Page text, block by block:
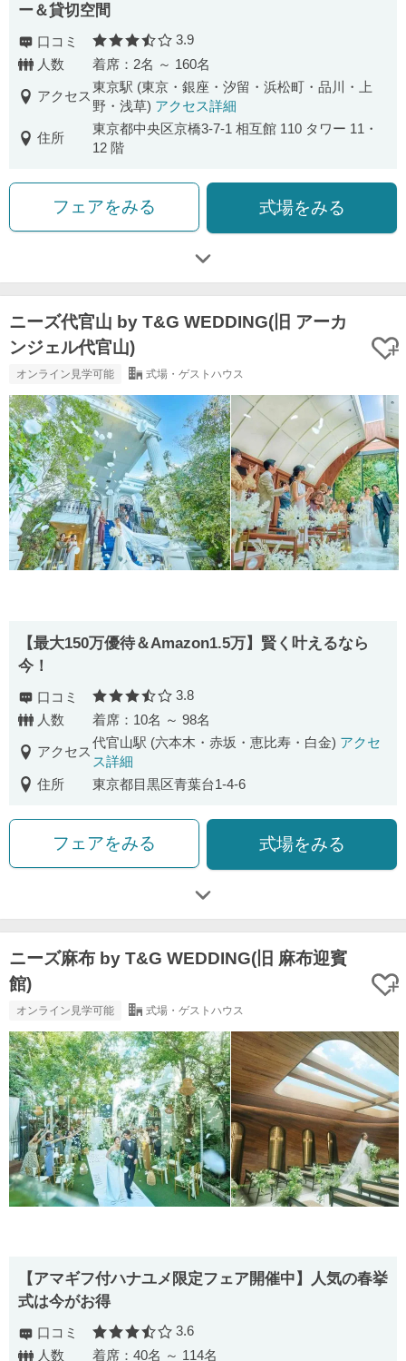
ー＆貸切空間
口コミ 口コミ評価
3.9
人数
着席：2名 ～ 160名
アクセス
東京駅 (東京・銀座・汐留・浜松町・品川・上
野・浅草) アクセス詳細
住所
東京都中央区京橋3-7-1 相互館 110 タワー 11・
12 階
フェアをみる 式場をみる
ニーズ代官山 by T&G WEDDING(旧 アーカ
ンジェル代官山)
オンライン見学可能 式場・ゲストハウス
【最⼤150万優待＆Amazon1.5万】賢く叶えるなら
今！
口コミ 口コミ評価
3.8
人数
着席：10名 ～ 98名
アクセス
代官山駅 (六本木・赤坂・恵比寿・白金) アクセ
ス詳細
住所
東京都目黒区青葉台1-4-6
フェアをみる 式場をみる
ニーズ麻布 by T&G WEDDING(旧 麻布迎賓
館)
オンライン見学可能 式場・ゲストハウス
【アマギフ付ハナユメ限定フェア開催中】人気の春挙
式は今がお得
口コミ 口コミ評価
3.6
人数
着席：40名 ～ 114名